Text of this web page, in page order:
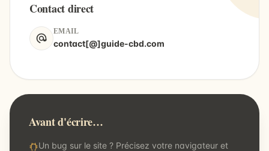
Contact direct
EMAIL
contact[@]guide-cbd.com
Avant d'écrire…
Un bug sur le site ? Précisez votre navigateur et